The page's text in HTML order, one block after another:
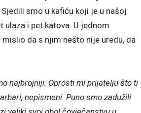
smo u kafiću koji je u našoj
i pet katova. U jednom
da s njim nešto nije uredu, da
najbrojniji. Oprosti mi prijatelju što ti
nepismeni. Puno smo zadužili